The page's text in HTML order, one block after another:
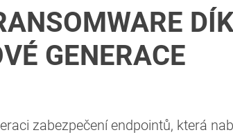
GENERACE
zabezpečení endpointů, která